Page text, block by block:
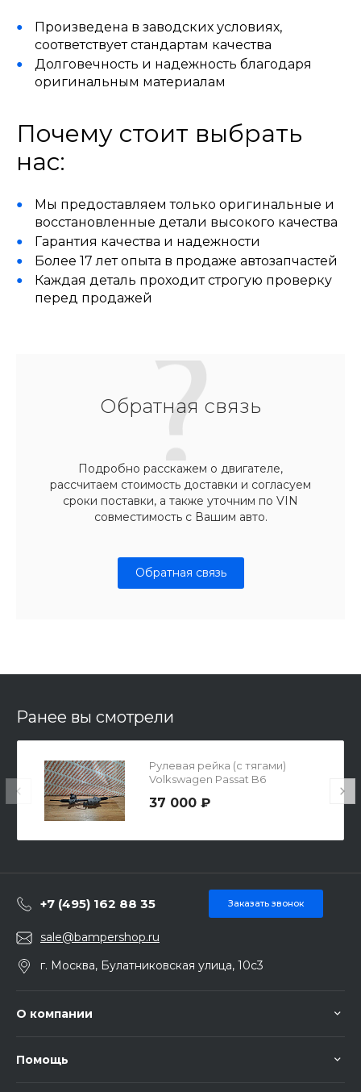
Произведена в заводских условиях,
соответствует стандартам качества
Долговечность и надежность благодаря
оригинальным материалам
Почему стоит выбрать
нас:
Мы предоставляем только оригинальные и
восстановленные детали высокого качества
Гарантия качества и надежности
Более 17 лет опыта в продаже автозапчастей
Каждая деталь проходит строгую проверку
перед продажей
Обратная связь
Подробно расскажем о двигателе,
рассчитаем стоимость доставки и согласуем
сроки поставки, а также уточним по VIN
совместимость с Вашим авто.
Обратная связь
Ранее вы смотрели
Рулевая рейка (с тягами)
Volkswagen Passat B6
37 000 ₽
+7 (495) 162 88 35 Заказать звонок
sale@bampershop.ru
г. Москва, Булатниковская улица, 10с3
О компании
Помощь